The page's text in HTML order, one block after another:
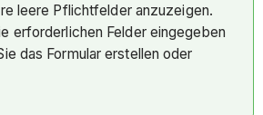
leere Pflichtfelder anzuzeigen.
erforderlichen Felder eingegeben
das Formular erstellen oder